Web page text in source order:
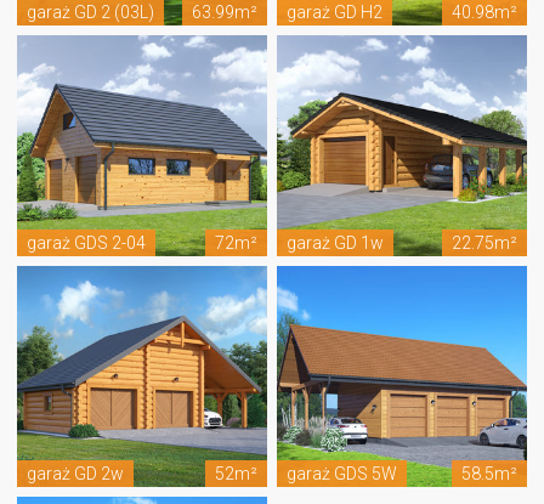
garaż GD 2 (03L) 63.99m² garaż GD H2 40.98m²
garaż GDS 2-04 72m² garaż GD 1w 22.75m²
garaż GD 2w 52m² garaż GDS 5W 58.5m²